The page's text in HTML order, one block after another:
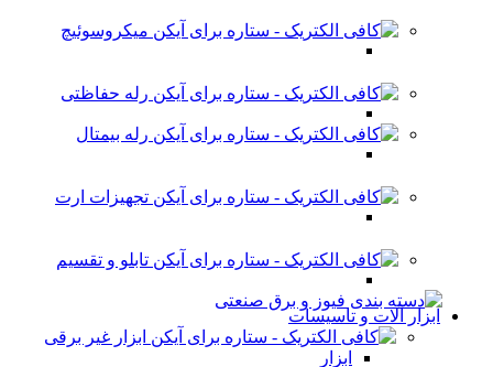
میکروسوئیچ
رله حفاظتی
رله بیمتال
تجهیزات ارت
تابلو و تقسیم
ابزار آلات و تاسیسات
ابزار غیر برقی
ابزار